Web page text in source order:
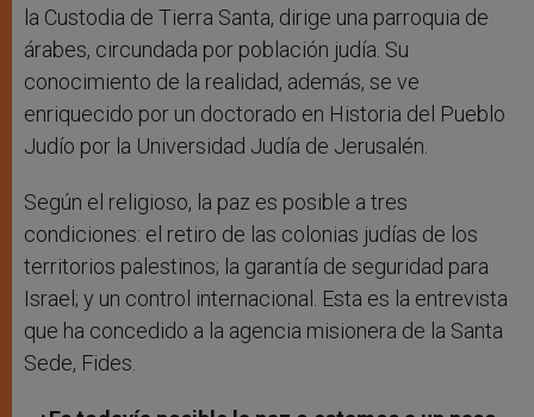
la Custodia de Tierra Santa, dirige una parroquia de
árabes, circundada por población judía. Su
conocimiento de la realidad, además, se ve
enriquecido por un doctorado en Historia del Pueblo
Judío por la Universidad Judía de Jerusalén.
Según el religioso, la paz es posible a tres
condiciones: el retiro de las colonias judías de los
territorios palestinos; la garantía de seguridad para
Israel; y un control internacional. Esta es la entrevista
que ha concedido a la agencia misionera de la Santa
Sede, Fides.